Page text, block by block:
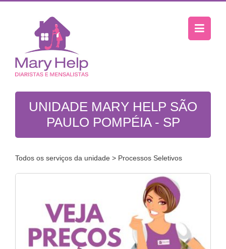
UNIDADE MARY HELP SÃO
PAULO POMPÉIA - SP
Todos os serviços da unidade > Processos Seletivos